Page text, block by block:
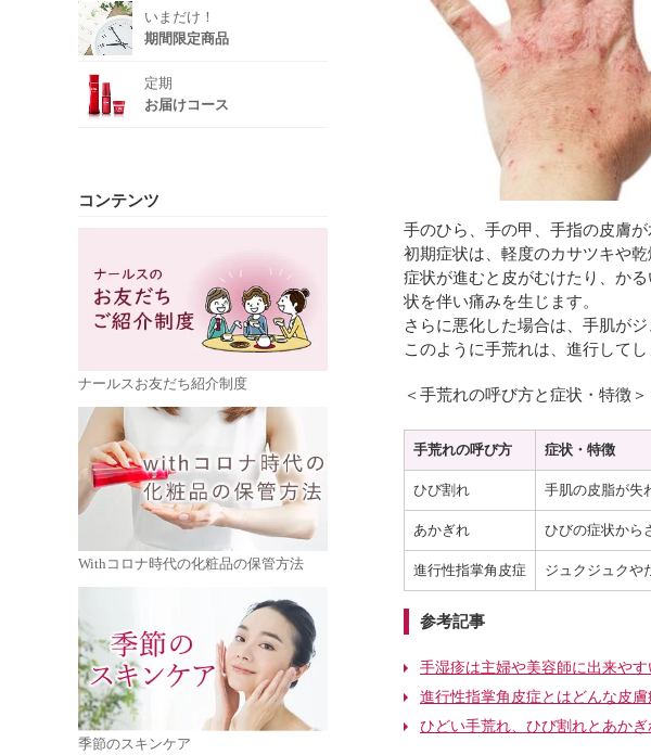
いまだけ！
期間限定商品
定期
お届けコース
コンテンツ
ナールスお友だち紹介制度
Withコロナ時代の化粧品の保管方法
季節のスキンケア
手のひら、手の甲、手指の皮膚
初期症状は、軽度のカサツキや乾
症状が進むと皮がむけたり、か
状を伴い痛みを生じます。
さらに悪化した場合は、手肌が
このように手荒れは、進行して
＜手荒れの呼び方と症状・特徴＞
手荒れの呼び方 症状・特徴
ひび割れ 手肌の皮脂が失
あかぎれ ひびの症状から
進行性指掌角皮症 ジュクジュクや
参考記事
手湿疹は主婦や美容師に出来や
進行性指掌角皮症とはどんな皮
ひどい手荒れ、ひび割れとあか